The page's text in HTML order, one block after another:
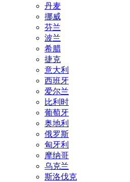
丹麦
挪威
芬兰
波兰
希腊
捷克
意大利
西班牙
爱尔兰
比利时
葡萄牙
奥地利
俄罗斯
匈牙利
摩纳哥
乌克兰
斯洛伐克